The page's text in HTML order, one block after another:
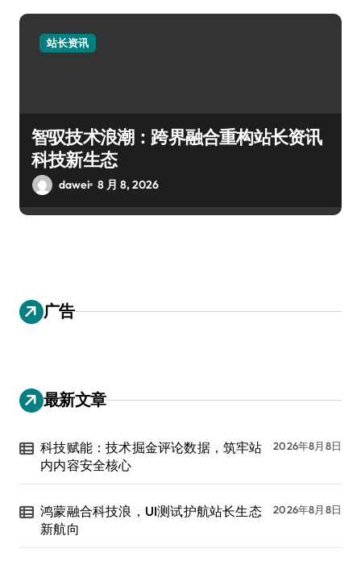
站长资讯
智驭技术浪潮：跨界融合重构站长资讯
科技新生态
dawei 8 月 8, 2026
广告
最新文章
科技赋能：技术掘金评论数据，筑牢站
内内容安全核心
2026年8月8日
鸿蒙融合科技浪，UI测试护航站长生态
新航向
2026年8月8日